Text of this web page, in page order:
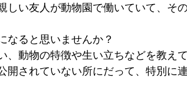
しい友人が動物園で働いていて、そ
なると思いませんか？
、動物の特徴や生い立ちなどを教え
開されていない所にだって、特別に